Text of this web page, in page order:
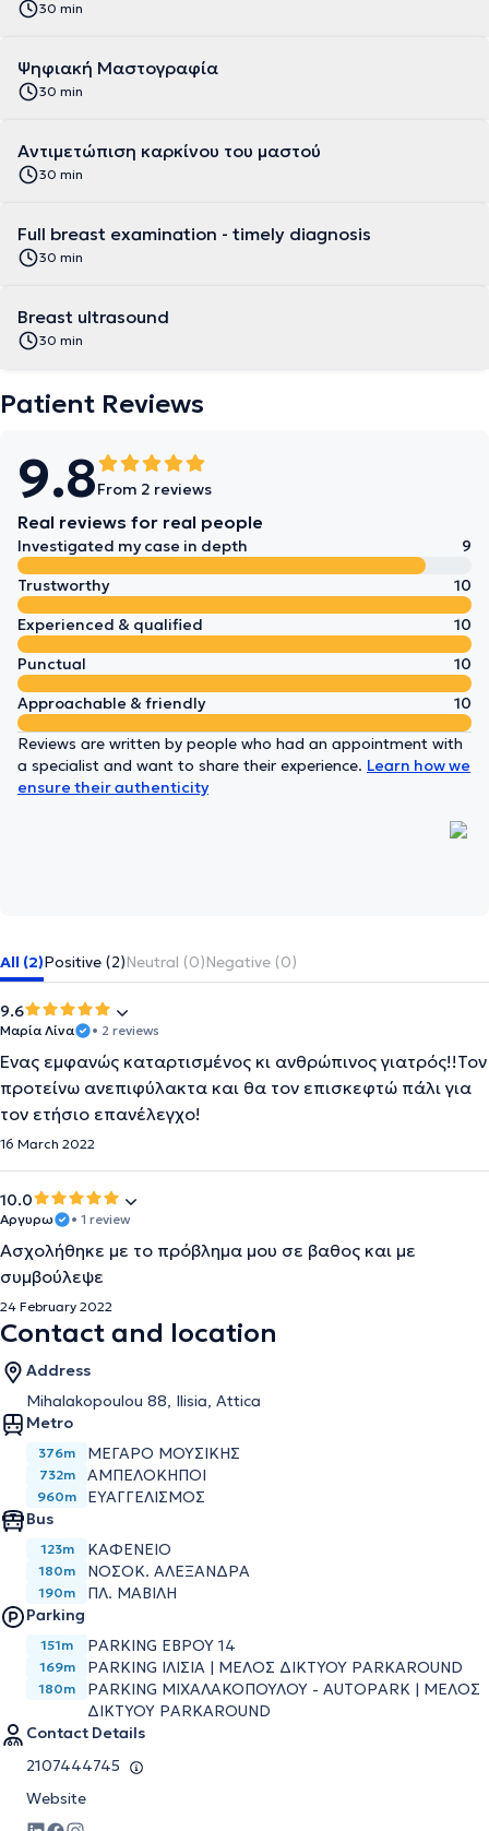
30 min
Ψηφιακή Μαστογραφία
30 min
Αντιμετώπιση καρκίνου του μαστού
30 min
Full breast examination - timely diagnosis
30 min
Breast ultrasound
30 min
Patient Reviews
9.8From 2 reviews
Real reviews for real people
Investigated my case in depth
9
Trustworthy
10
Experienced & qualified
10
Punctual
10
Approachable & friendly
10
Reviews are written by people who had an appointment with
a specialist and want to share their experience. Learn how we
ensure their authenticity
All (2)Positive (2)Neutral (0)Negative (0)
9.6
Μαρία Λίνα • 2 reviews
Ένας εμφανώς καταρτισμένος κι ανθρώπινος γιατρός!!Τον
προτείνω ανεπιφύλακτα και θα τον επισκεφτώ πάλι για
τον ετήσιο επανέλεγχο!
16 March 2022
10.0
Αργυρω • 1 review
Ασχολήθηκε με το πρόβλημα μου σε βαθος και με
συμβούλεψε
24 February 2022
Contact and location
Address
Mihalakopoulou 88, Ilisia, Attica
Metro
376m ΜΕΓΑΡΟ ΜΟΥΣΙΚΗΣ
732m ΑΜΠΕΛΟΚΗΠΟΙ
960m
ΕΥΑΓΓΕΛΙΣΜΟΣ
Bus
123m ΚΑΦΕΝΕΙΟ
180m ΝΟΣΟΚ. ΑΛΕΞΑΝΔΡΑ
190m
ΠΛ. ΜΑΒΙΛΗ
Parking
151m PARKING ΕΒΡΟΥ 14
169m PARKING ΙΛΙΣΙΑ | ΜΕΛΟΣ ΔΙΚΤΥΟΥ PARKAROUND
180m
PARKING ΜΙΧΑΛΑΚΟΠΟΥΛΟΥ - AUTOPARK | ΜΕΛΟΣ
ΔΙΚΤΥΟΥ PARKAROUND
Contact Details
2107444745
Website